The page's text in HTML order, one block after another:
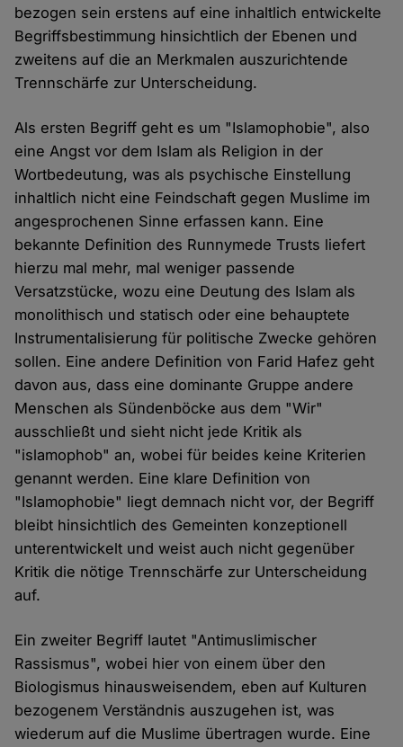
bezogen sein erstens auf eine inhaltlich entwickelte
Begriffsbestimmung hinsichtlich der Ebenen und
zweitens auf die an Merkmalen auszurichtende
Trennschärfe zur Unterscheidung.
Als ersten Begriff geht es um "Islamophobie", also
eine Angst vor dem Islam als Religion in der
Wortbedeutung, was als psychische Einstellung
inhaltlich nicht eine Feindschaft gegen Muslime im
angesprochenen Sinne erfassen kann. Eine
bekannte Definition des Runnymede Trusts liefert
hierzu mal mehr, mal weniger passende
Versatzstücke, wozu eine Deutung des Islam als
monolithisch und statisch oder eine behauptete
Instrumentalisierung für politische Zwecke gehören
sollen. Eine andere Definition von Farid Hafez geht
davon aus, dass eine dominante Gruppe andere
Menschen als Sündenböcke aus dem "Wir"
ausschließt und sieht nicht jede Kritik als
"islamophob" an, wobei für beides keine Kriterien
genannt werden. Eine klare Definition von
"Islamophobie" liegt demnach nicht vor, der Begriff
bleibt hinsichtlich des Gemeinten konzeptionell
unterentwickelt und weist auch nicht gegenüber
Kritik die nötige Trennschärfe zur Unterscheidung
auf.
Ein zweiter Begriff lautet "Antimuslimischer
Rassismus", wobei hier von einem über den
Biologismus hinausweisendem, eben auf Kulturen
bezogenem Verständnis auszugehen ist, was
wiederum auf die Muslime übertragen wurde. Eine